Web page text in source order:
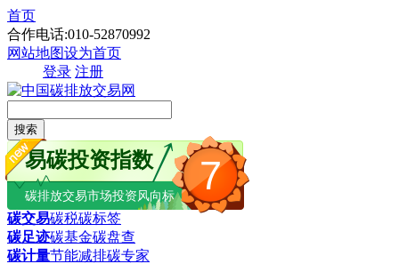
首页
合作电话:010-52870992
网站地图设为首页
登录 注册
搜索
7
易碳投资指数
碳排放交易市场投资风向标
碳交易碳税碳标签
碳足迹碳基金碳盘查
碳计量节能减排碳专家